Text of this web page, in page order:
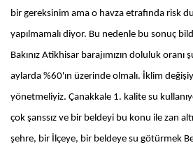
bir gereksinim ama o havza etrafında risk
yapılmamalı diyor. Bu nedenle bu sonuç
Bakınız Atikhisar barajımızın doluluk
aylarda %60'ın üzerinde olmalı. İklim
yönetmeliyiz. Çanakkale 1. kalite su
çok şanssız ve bir beldeyi bu konu ile zan
şehre, bir İlçeye, bir beldeye su götürmek